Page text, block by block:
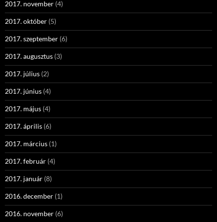
2017. november (4)
2017. október (5)
2017. szeptember (6)
2017. augusztus (3)
2017. július (2)
2017. június (4)
2017. május (4)
2017. április (6)
2017. március (1)
2017. február (4)
2017. január (8)
2016. december (1)
2016. november (6)